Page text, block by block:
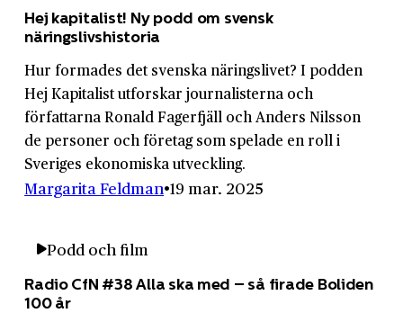
Hej kapitalist! Ny podd om svensk
näringslivshistoria
Hur formades det svenska näringslivet? I podden
Hej Kapitalist utforskar journalisterna och
författarna Ronald Fagerfjäll och Anders Nilsson
de personer och företag som spelade en roll i
Sveriges ekonomiska utveckling.
Margarita Feldman 19 mar. 2025
Podd och film
Radio CfN #38 Alla ska med – så firade Boliden
100 år